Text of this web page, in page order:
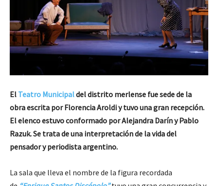
El Teatro Municipaldel distrito merlense fue sede de la
obra escrita por Florencia Aroldi y tuvo una gran recepción.
El elenco estuvo conformado por Alejandra Darín y Pablo
Razuk. Se trata de una interpretación de la vida del
pensador y periodista argentino.
La sala que lleva el nombre de la figura recordada